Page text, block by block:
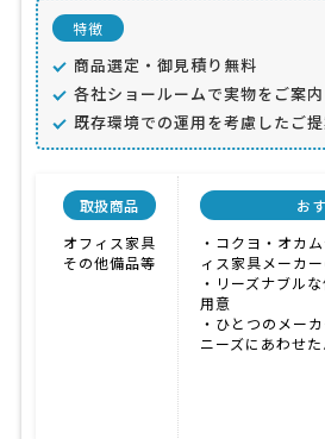
特徴
商品選定・御見積り無料
各社ショールームで実物をご案内
既存環境での運用を考慮したご
取扱商品
オフィス家具
その他備品等
お
・コクヨ・オカ
ィス家具メーカ
・リーズナブル
用意
・ひとつのメー
ニーズにあわせ